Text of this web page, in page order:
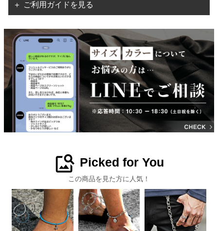
＋ ご利用ガイドを見る
image_search Picked for You
この商品を見た方に人気！